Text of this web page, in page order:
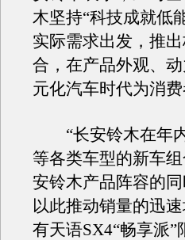
木坚持“科技成就低
实际需求出发，推
合，在产品外观、
元化汽车时代为消
“长安铃木在年内
等各类车型的新车
安铃木产品阵容的
以此推动销量的迅
有天语SX4“畅享派